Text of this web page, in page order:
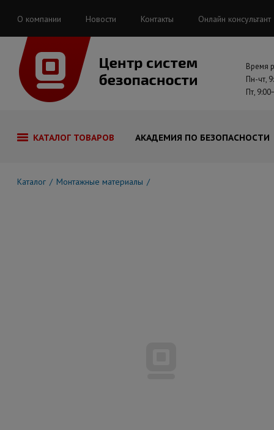
О компании Новости Контакты Онлайн консультант
Время
Пн-чт,
Пт,
КАТАЛОГ ТОВАРОВ АКАДЕМИЯ ПО БЕЗОПАСНОСТИ
Каталог Монтажные материалы